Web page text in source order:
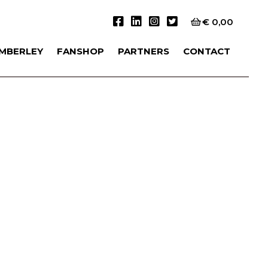
€ 0,00
FANSHOP PARTNERS CONTACT